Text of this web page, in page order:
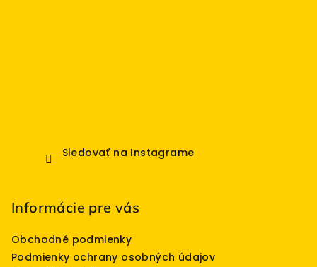
Sledovať na Instagrame
Informácie pre vás
Obchodné podmienky
Podmienky ochrany osobných údajov